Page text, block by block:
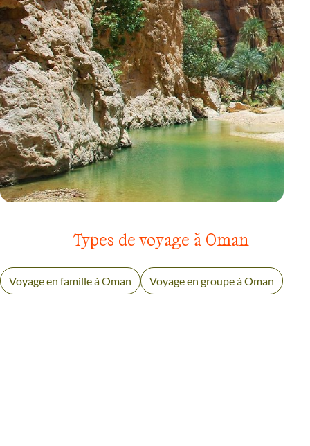
Types de voyage à Oman
Voyage en famille à Oman Voyage en groupe à Oman